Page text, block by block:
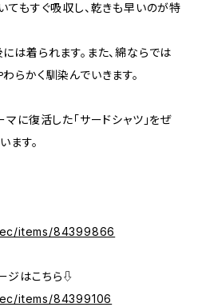
てもすぐ吸収し、乾きも早いのが特
は着られます。また、綿ならでは
らかく馴染んでいきます。
に復活した「サードシャツ」をぜ
ます。
items/84399866
はこちら⇩
items/84399106